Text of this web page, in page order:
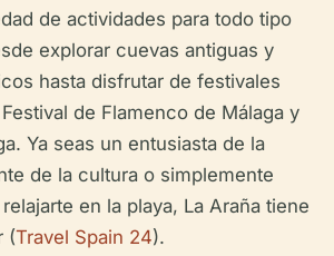
de actividades para todo tipo
explorar cuevas antiguas y
hasta disfrutar de festivales
de Flamenco de Málaga y
Ya seas un entusiasta de la
de la cultura o simplemente
en la playa, La Araña tiene
(Travel Spain 24).